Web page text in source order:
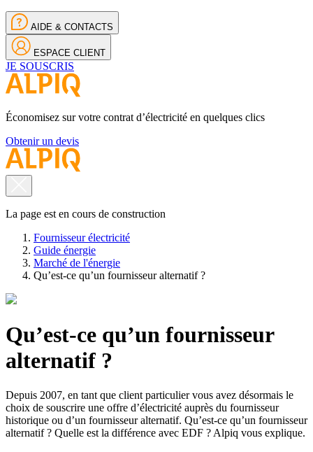
AIDE & CONTACTS
ESPACE CLIENT
JE SOUSCRIS
Économisez sur votre contrat d’électricité en quelques clics
Obtenir un devis
La page est en cours de construction
Fournisseur électricité
Guide énergie
Marché de l'énergie
Qu’est-ce qu’un fournisseur alternatif ?
Qu’est-ce qu’un fournisseur
alternatif ?
Depuis 2007, en tant que client particulier vous avez désormais le
choix de souscrire une offre d’électricité auprès du fournisseur
historique ou d’un fournisseur alternatif. Qu’est-ce qu’un fournisseur
alternatif ? Quelle est la différence avec EDF ? Alpiq vous explique.